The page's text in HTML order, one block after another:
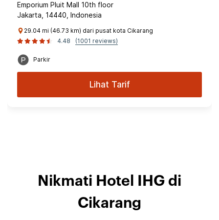
Emporium Pluit Mall 10th floor
Jakarta, 14440, Indonesia
29.04 mi (46.73 km) dari pusat kota Cikarang
4.48
(1001 reviews)
Parkir
Lihat Tarif
Nikmati Hotel IHG di
Cikarang